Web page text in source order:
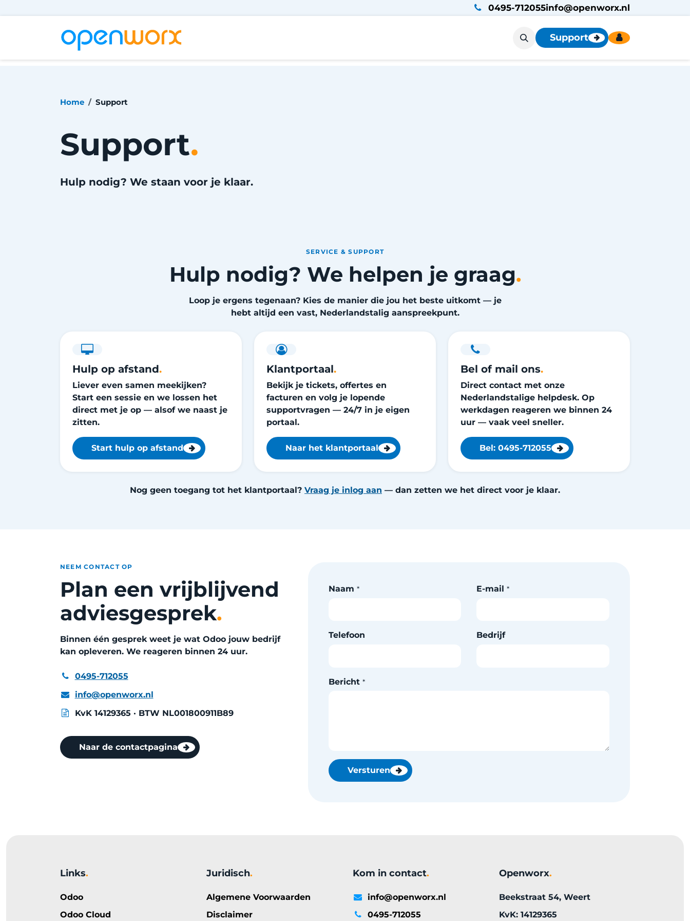
0495-712055info@openworx.nl
Support
Home Support
Support.
Hulp nodig? We staan voor je klaar.
SERVICE & SUPPORT
Hulp nodig? We helpen je graag.
Loop je ergens tegenaan? Kies de manier die jou het beste uitkomt — je
hebt altijd een vast, Nederlandstalig aanspreekpunt.
Hulp op afstand.
Liever even samen meekijken?
Start een sessie en we lossen het
direct met je op — alsof we naast je
zitten.
Start hulp op afstand
Klantportaal.
Bekijk je tickets, offertes en
facturen en volg je lopende
supportvragen — 24/7 in je eigen
portaal.
Naar het klantportaal
Bel of mail ons.
Direct contact met onze
Nederlandstalige helpdesk. Op
werkdagen reageren we binnen 24
uur — vaak veel sneller.
Bel: 0495-712055
Nog geen toegang tot het klantportaal? Vraag je inlog aan — dan zetten we het direct voor je klaar.
NEEM CONTACT OP
Plan een vrijblijvend
adviesgesprek.
Binnen één gesprek weet je wat Odoo jouw bedrijf
kan opleveren. We reageren binnen 24 uur.
0495-712055
info@openworx.nl
KvK 14129365 · BTW NL001800911B89
Naar de contactpagina
Naam * E-mail *
Telefoon Bedrijf
Bericht *
Versturen
Links.
Odoo
Odoo Cloud
Juridisch.
Algemene Voorwaarden
Disclaimer
Kom in contact.
info@openworx.nl
0495-712055
Openworx.
Beekstraat 54, Weert
KvK: 14129365